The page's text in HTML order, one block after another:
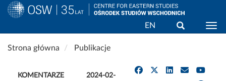
Przejdź
do
EN Wyszukaj
Strona główna Publikacje
KOMENTARZE
2024-02-